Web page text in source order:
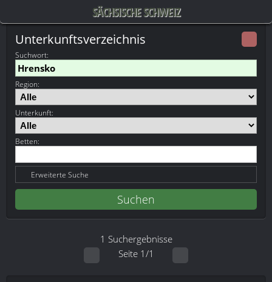
SÄCHSISCHE SCHWEIZ
Unterkunftsverzeichnis
Suchwort:
Region:
Unterkunft:
Betten:
Erweiterte Suche
1 Suchergebnisse
Seite 1/1